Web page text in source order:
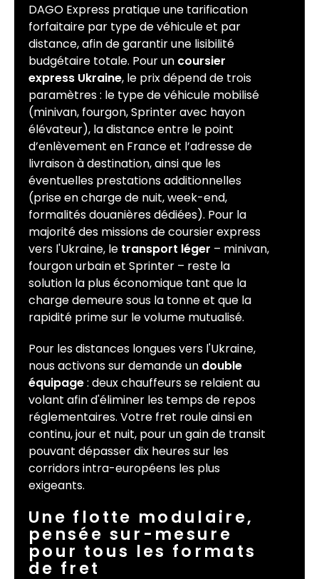
DAGO Express pratique une tarification
forfaitaire par type de véhicule et par
distance, afin de garantir une lisibilité
budgétaire totale. Pour un coursier
express Ukraine, le prix dépend de trois
paramètres : le type de véhicule mobilisé
(minivan, fourgon, Sprinter avec hayon
élévateur), la distance entre le point
d’enlèvement en France et l’adresse de
livraison à destination, ainsi que les
éventuelles prestations additionnelles
(prise en charge de nuit, week-end,
formalités douanières dédiées). Pour la
majorité des missions de coursier express
vers l'Ukraine, le transport léger – minivan,
fourgon urbain et Sprinter – reste la
solution la plus économique tant que la
charge demeure sous la tonne et que la
rapidité prime sur le volume mutualisé.
Pour les distances longues vers l'Ukraine,
nous activons sur demande un double
équipage: deux chauffeurs se relaient au
volant afin d'éliminer les temps de repos
réglementaires. Votre fret roule ainsi en
continu, jour et nuit, pour un gain de transit
pouvant dépasser dix heures sur les
corridors intra-européens les plus
exigeants.
Une flotte modulaire,
pensée sur-mesure
pour tous les formats
de fret